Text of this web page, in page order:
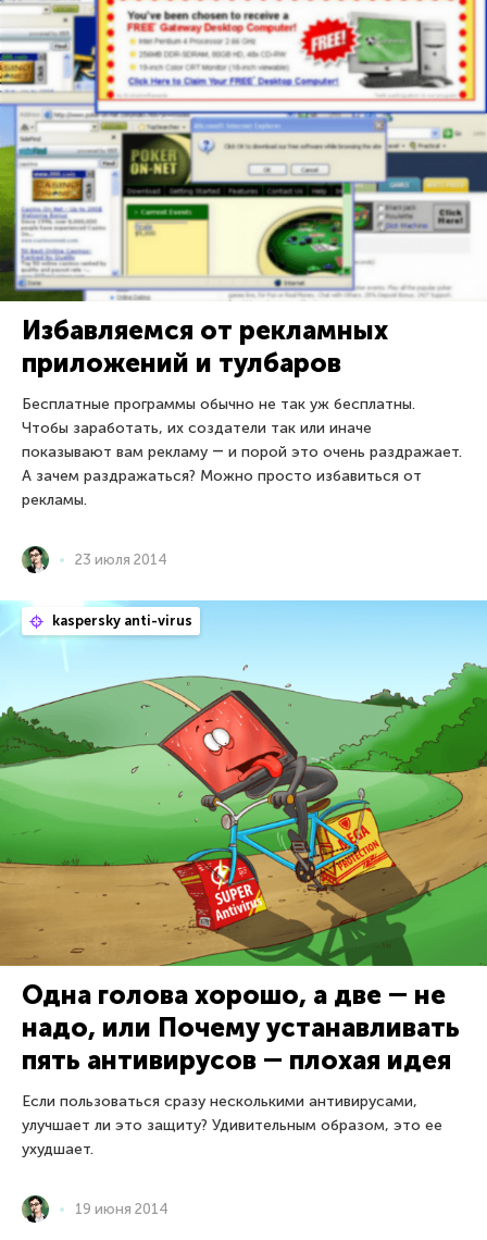
Избавляемся от рекламных
приложений и тулбаров
Бесплатные программы обычно не так уж бесплатны.
Чтобы заработать, их создатели так или иначе
показывают вам рекламу ― и порой это очень раздражает.
А зачем раздражаться? Можно просто избавиться от
рекламы.
23 июля 2014
kaspersky anti-virus
Одна голова хорошо, а две ― не
надо, или Почему устанавливать
пять антивирусов ― плохая идея
Если пользоваться сразу несколькими антивирусами,
улучшает ли это защиту? Удивительным образом, это ее
ухудшает.
19 июня 2014